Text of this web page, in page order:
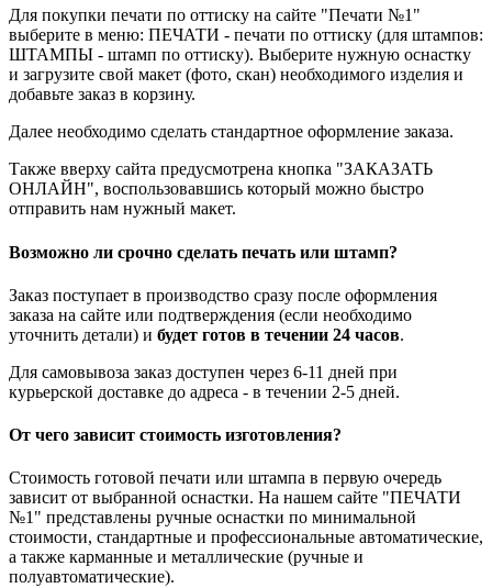
Для покупки печати по оттиску на сайте "Печати №1"
выберите в меню: ПЕЧАТИ - печати по оттиску (для штампов:
ШТАМПЫ - штамп по оттиску). Выберите нужную оснастку
и загрузите свой макет (фото, скан) необходимого изделия и
добавьте заказ в корзину.
Далее необходимо сделать стандартное оформление заказа.
Также вверху сайта предусмотрена кнопка "ЗАКАЗАТЬ
ОНЛАЙН", воспользовавшись который можно быстро
отправить нам нужный макет.
Возможно ли срочно сделать печать или штамп?
Заказ поступает в производство сразу после оформления
заказа на сайте или подтверждения (если необходимо
уточнить детали) и будет готов в течении 24 часов.
Для самовывоза заказ доступен через 6-11 дней при
курьерской доставке до адреса - в течении 2-5 дней.
От чего зависит стоимость изготовления?
Стоимость готовой печати или штампа в первую очередь
зависит от выбранной оснастки. На нашем сайте "ПЕЧАТИ
№1" представлены ручные оснастки по минимальной
стоимости, стандартные и профессиональные автоматические,
а также карманные и металлические (ручные и
полуавтоматические).